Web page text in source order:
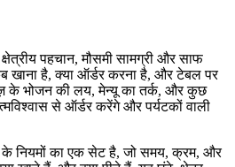
पहचान, मौसमी सामग्री और साफ
खाना है, क्या ऑर्डर करना है, और टेबल पर
भोजन की लय, मेन्यू का तर्क, और कुछ
से ऑर्डर करेंगे और पर्यटकों वाली
के नियमों का एक सेट है, जो समय, क्रम, और